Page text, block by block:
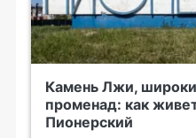
Камень Лжи,
променад: как
Пионерский